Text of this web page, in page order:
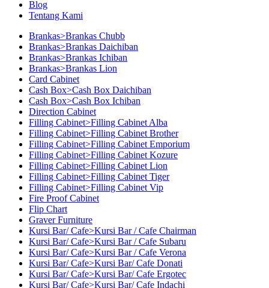
Blog
Tentang Kami
Brankas>Brankas Chubb
Brankas>Brankas Daichiban
Brankas>Brankas Ichiban
Brankas>Brankas Lion
Card Cabinet
Cash Box>Cash Box Daichiban
Cash Box>Cash Box Ichiban
Direction Cabinet
Filling Cabinet>Filling Cabinet Alba
Filling Cabinet>Filling Cabinet Brother
Filling Cabinet>Filling Cabinet Emporium
Filling Cabinet>Filling Cabinet Kozure
Filling Cabinet>Filling Cabinet Lion
Filling Cabinet>Filling Cabinet Tiger
Filling Cabinet>Filling Cabinet Vip
Fire Proof Cabinet
Flip Chart
Graver Furniture
Kursi Bar/ Cafe>Kursi Bar / Cafe Chairman
Kursi Bar/ Cafe>Kursi Bar / Cafe Subaru
Kursi Bar/ Cafe>Kursi Bar / Cafe Verona
Kursi Bar/ Cafe>Kursi Bar/ Cafe Donati
Kursi Bar/ Cafe>Kursi Bar/ Cafe Ergotec
Kursi Bar/ Cafe>Kursi Bar/ Cafe Indachi